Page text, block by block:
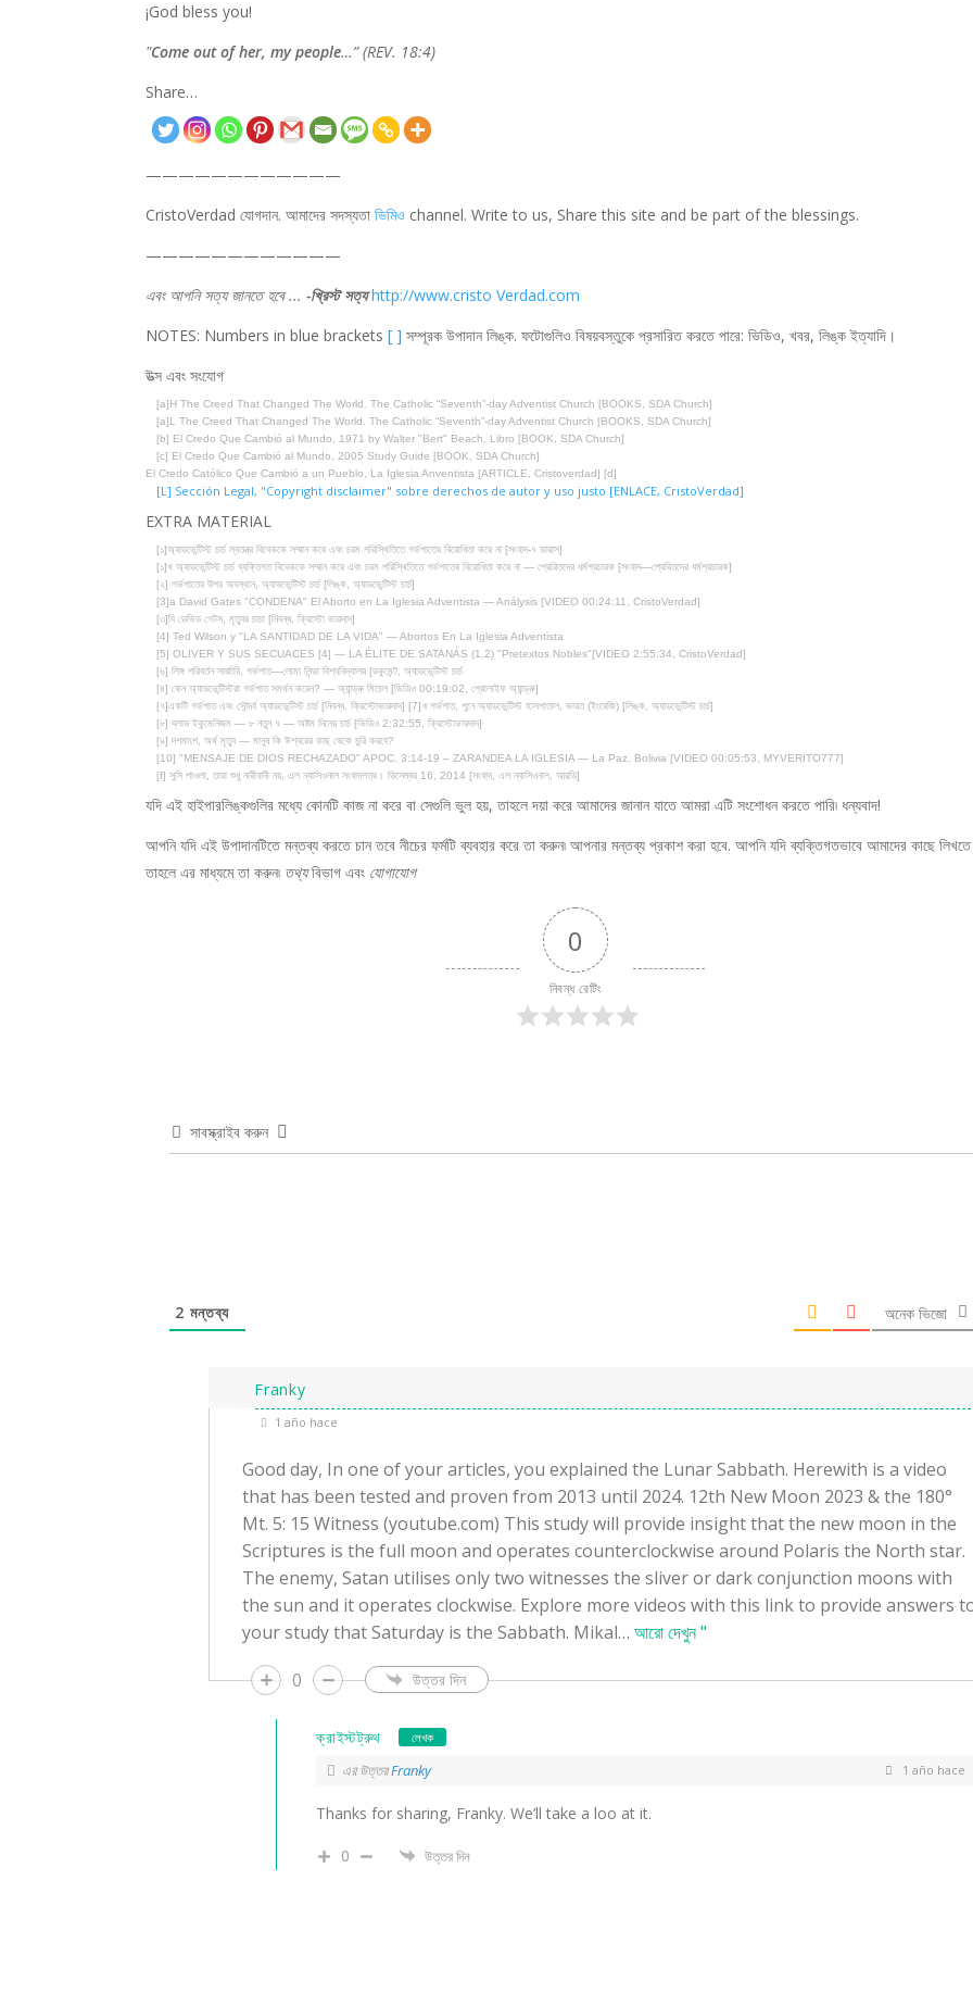
¡God bless you!
"Come out of her, my people…” (REV. 18:4)
Share…
————————————
CristoVerdad যোগদান. আমাদের সদস্যতাভিমিও channel. Write to us, Share this site and be part of the blessings.
————————————
এবং আপনি সত্য জানতে হবে ... -খ্রিস্ট সত্য http://www.cristo Verdad.com
NOTES: Numbers in blue brackets[ ] সম্পূরক উপাদান লিঙ্ক. ফটোগুলিও বিষয়বস্তুকে প্রসারিত করতে পারে: ভিডিও, খবর, লিঙ্ক ইত্যাদি।
উত্স এবং সংযোগ
[a]H The Creed That Changed The World. The Catholic “Seventh”-day Adventist Church [BOOKS, SDA Church]
[a]L The Creed That Changed The World. The Catholic “Seventh”-day Adventist Church [BOOKS, SDA Church]
[b] El Credo Que Cambió al Mundo, 1971 by Walter "Bert" Beach, Libro [BOOK, SDA Church]
[c] El Credo Que Cambió al Mundo, 2005 Study Guide [BOOK, SDA Church]
[d] El Credo Católico Que Cambió a un Pueblo, La Iglesia Anventista [ARTICLE, Cristoverdad]
[L] Sección Legal, "Copyright disclaimer" sobre derechos de autor y uso justo [ENLACE, CristoVerdad]
EXTRA MATERIAL
[১]অ্যাডভেন্টিস্ট চার্চ স্বতন্ত্র বিবেককে সম্মান করে এবং চরম পরিস্থিতিতে গর্ভপাতের বিরোধিতা করে না [সংবাদ-৭ ডায়াস]
[১]খ অ্যাডভেন্টিস্ট চার্চ ব্যক্তিগত বিবেককে সম্মান করে এবং চরম পরিস্থিতিতে গর্ভপাতের বিরোধিতা করে না — প্রেরিতদের ধর্মপ্রচারক [সংবাদ—প্রেরিতদের ধর্মপ্রচারক]
[২] গর্ভপাতের উপর অবস্থান, অ্যাডভেন্টিস্ট চার্চ [লিঙ্ক, অ্যাডভেন্টিস্ট চার্চ]
[3]a David Gates "CONDENA" El Aborto en La Iglesia Adventista — Análysis [VIDEO 00:24:11, CristoVerdad]
[৩]বি ডেভিড গেটস, মৃত্যুর চাচা [নিবন্ধ, ক্রিস্টো ভারদাদ]
[4] Ted Wilson y "LA SANTIDAD DE LA VIDA" — Abortos En La Iglesia Adventista
[5] OLIVER Y SUS SECUACES [4] — LA ÉLITE DE SATANÁS (1.2) "Pretextos Nobles"[VIDEO 2:55:34, CristoVerdad]
[৬] লিঙ্গ পরিবর্তন সার্জারি, গর্ভপাত—লোমা লিন্ডা বিশ্ববিদ্যালয় [ডকুমেন্ট, অ্যাডভেন্টিস্ট চার্চ
[৪] কেন অ্যাডভেন্টিস্টরা গর্ভপাত সমর্থন করেন? — অ্যান্ড্রু মিচেল [ভিডিও 00:19:02, প্রোলাইফ অ্যান্ড্রু]
[৭]একটি গর্ভপাত এবং সৌন্দর্য অ্যাডভেন্টিস্ট চার্চ [নিবন্ধ, ক্রিস্টোভারদাদ] [7]খগর্ভপাত, পুনে অ্যাডভেন্টিস্ট হাসপাতাল, ভারত (ইংরেজি) [লিঙ্ক, অ্যাডভেন্টিস্ট চার্চ]
[৮] ব্লাড ইকুমেনিজম — ৮ নতুন ৭ — অষ্টম দিনের চার্চ [ভিডিও 2:32:55, ক্রিস্টোভারদাদ]
[৯] দশমাংশ, অর্থ মৃত্যু — মানুষ কি ঈশ্বরের কাছ থেকে চুরি করবে?
[10] "MENSAJE DE DIOS RECHAZADO" APOC. 3:14-19 – ZARANDEA LA IGLESIA — La Paz, Bolivia [VIDEO 00:05:53, MYVERITO777]
[f] সুসি পাওলা, তারা শুধু নারীবাদী নয়, এল ন্যাসিওনাল সংবাদপত্র। ডিসেম্বর 16, 2014 [সংবাদ, এল ন্যাসিওনাল, আরডি]
যদি এই হাইপারলিঙ্কগুলির মধ্যে কোনটি কাজ না করে বা সেগুলি ভুল হয়, তাহলে দয়া করে আমাদের জানান যাতে আমরা এটি সংশোধন করতে পারি৷ ধন্যবাদ!
আপনি যদি এই উপাদানটিতে মন্তব্য করতে চান তবে নীচের ফর্মটি ব্যবহার করে তা করুন৷ আপনার মন্তব্য প্রকাশ করা হবে. আপনি যদি ব্যক্তিগতভাবে আমাদের কাছে
তাহলে এর মাধ্যমে তা করুন৷ তথ্যবিভাগ এবং যোগাযোগ
0
নিবন্ধ রেটিং
সাবস্ক্রাইব করুন
2 মন্তব্য অনেক ভিজো
Franky
1 año hace
Good day, In one of your articles, you explained the Lunar Sabbath. Herewith is a video
that has been tested and proven from 2013 until 2024. 12th New Moon 2023 & the 180°
Mt. 5: 15 Witness (youtube.com) This study will provide insight that the new moon in the
Scriptures is the full moon and operates counterclockwise around Polaris the North star.
The enemy, Satan utilises only two witnesses the sliver or dark conjunction moons with
the sun and it operates clockwise. Explore more videos with this link to provide answers
your study that Saturday is the Sabbath. Mikal…আরো দেখুন "
0
উত্তর দিন
ক্রাইস্টট্রুথ লেখক
এর উত্তরFranky 1 año hace
Thanks for sharing, Franky. We’ll take a loo at it.
0 উত্তর দিন